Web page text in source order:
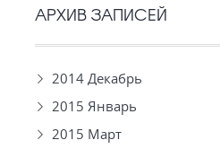
АРХИВ ЗАПИСЕЙ
2014 Декабрь
2015 Январь
2015 Март